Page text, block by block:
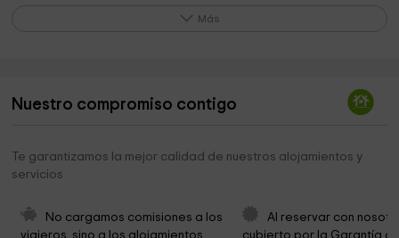
Cruzadas de Santa María 0,9 km
Capilla del Real Colegio Universitario Mª Cristina
Madres Carmelitas Descalzas
Más
Nuestro compromiso contigo
Te garantizamos la mejor calidad de nuestros alojamientos y
servicios
No cargamos comisiones a los
viajeros, sino a los alojamientos.
Al reservar con
cubierto por la Garantía